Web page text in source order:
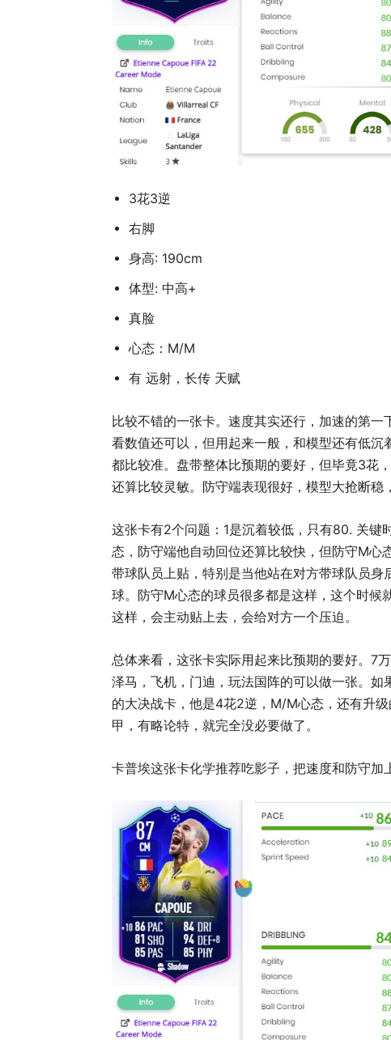
3花3逆
右脚
身高: 190cm
体型: 中高+
真脸
心态：M/M
有 远射，长传 天赋
比较不错的一张卡。速度其实还行，加速的第
看数值还可以，但用起来一般，和模型还有低
都比较准。盘带整体比预期的要好，但毕竟3花
还算比较灵敏。防守端表现很好，模型大抢断稳
这张卡有2个问题：1是沉着较低，只有80. 关
态，防守端他自动回位还算比较快，但防守M
带球队员上贴，特别是当他站在对方带球队员
球。防守M心态的球员很多都是这样，这个时候
这样，会主动贴上去，会给对方一个压迫。
总体来看，这张卡实际用起来比预期的要好。7
泽马，飞机，门迪，玩法国阵的可以做一张。
的大决战卡，他是4花2逆，M/M心态，还有升
甲，有略论特，就完全没必要做了。
卡普埃这张卡化学推荐吃影子，把速度和防守加